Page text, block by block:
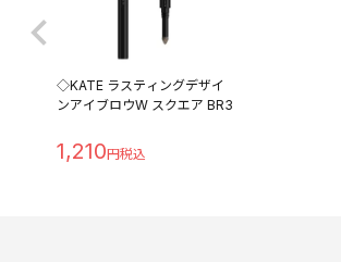
◇KATE ラスティングデザイ
ンアイブロウW スクエア BR3
1,210